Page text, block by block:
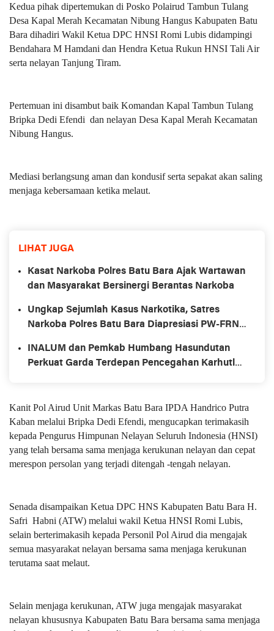
Kedua pihak dipertemukan di Posko Polairud Tambun Tulang
Desa Kapal Merah Kecamatan Nibung Hangus Kabupaten Batu
Bara dihadiri Wakil Ketua DPC HNSI Romi Lubis didampingi
Bendahara M Hamdani dan Hendra Ketua Rukun HNSI Tali Air
serta nelayan Tanjung Tiram.
Pertemuan ini disambut baik Komandan Kapal Tambun Tulang
Bripka Dedi Efendi dan nelayan Desa Kapal Merah Kecamatan
Nibung Hangus.
Mediasi berlangsung aman dan kondusif serta sepakat akan saling
menjaga kebersamaan ketika melaut.
LIHAT JUGA
Kasat Narkoba Polres Batu Bara Ajak Wartawan
dan Masyarakat Bersinergi Berantas Narkoba
Ungkap Sejumlah Kasus Narkotika, Satres
Narkoba Polres Batu Bara Diapresiasi PW-FRN
INALUM dan Pemkab Humbang Hasundutan
Perkuat Garda Terdepan Pencegahan Karhutla
Kanit Pol Airud Unit Markas Batu Bara IPDA Handrico Putra
Kaban melalui Bripka Dedi Efendi, mengucapkan terimakasih
kepada Pengurus Himpunan Nelayan Seluruh Indonesia (HNSI)
yang telah bersama sama menjaga kerukunan nelayan dan cepat
merespon persolan yang terjadi ditengah -tengah nelayan.
Senada disampaikan Ketua DPC HNS Kabupaten Batu Bara H.
Safri Habni (ATW) melalui wakil Ketua HNSI Romi Lubis,
selain berterimakasih kepada Personil Pol Airud dia mengajak
semua masyarakat nelayan bersama sama menjaga kerukunan
terutama saat melaut.
Selain menjaga kerukunan, ATW juga mengajak masyarakat
nelayan khususnya Kabupaten Batu Bara bersama sama menjaga